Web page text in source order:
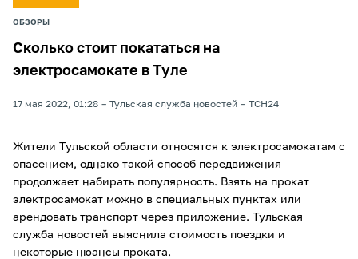
ОБЗОРЫ
Сколько стоит покататься на
электросамокате в Туле
17 мая 2022, 01:28 Тульская служба новостей ТСН24
Жители Тульской области относятся к электросамокатам с
опасением, однако такой способ передвижения
продолжает набирать популярность. Взять на прокат
электросамокат можно в специальных пунктах или
арендовать транспорт через приложение. Тульская
служба новостей выяснила стоимость поездки и
некоторые нюансы проката.